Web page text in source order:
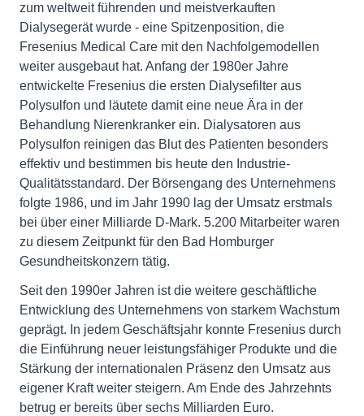
zum weltweit führenden und meistverkauften
Dialysegerät wurde - eine Spitzenposition, die
Fresenius Medical Care mit den Nachfolgemodellen
weiter ausgebaut hat. Anfang der 1980er Jahre
entwickelte Fresenius die ersten Dialysefilter aus
Polysulfon und läutete damit eine neue Ära in der
Behandlung Nierenkranker ein. Dialysatoren aus
Polysulfon reinigen das Blut des Patienten besonders
effektiv und bestimmen bis heute den Industrie-
Qualitätsstandard. Der Börsengang des Unternehmens
folgte 1986, und im Jahr 1990 lag der Umsatz erstmals
bei über einer Milliarde D-Mark. 5.200 Mitarbeiter waren
zu diesem Zeitpunkt für den Bad Homburger
Gesundheitskonzern tätig.
Seit den 1990er Jahren ist die weitere geschäftliche
Entwicklung des Unternehmens von starkem Wachstum
geprägt. In jedem Geschäftsjahr konnte Fresenius durch
die Einführung neuer leistungsfähiger Produkte und die
Stärkung der internationalen Präsenz den Umsatz aus
eigener Kraft weiter steigern. Am Ende des Jahrzehnts
betrug er bereits über sechs Milliarden Euro.